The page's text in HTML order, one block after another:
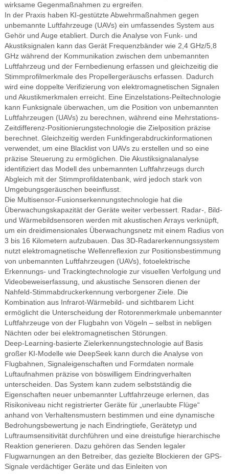
wirksame Gegenmaßnahmen zu ergreifen.
In der Praxis haben KI-gestützte Abwehrmaßnahmen gegen
unbemannte Luftfahrzeuge (UAVs) ein umfassendes System aus
Gehör und Auge etabliert. Durch die Analyse von Funk- und
Akustiksignalen kann das Gerät Frequenzbänder wie 2,4 GHz/5,8
GHz während der Kommunikation zwischen dem unbemannten
Luftfahrzeug und der Fernbedienung erfassen und gleichzeitig die
Stimmprofilmerkmale des Propellergeräuschs erfassen. Dadurch
wird eine doppelte Verifizierung von elektromagnetischen Signalen
und Akustikmerkmalen erreicht. Eine Einzelstations-Peiltechnologie
kann Funksignale überwachen, um die Position von unbemannten
Luftfahrzeugen (UAVs) zu berechnen, während eine Mehrstations-
Zeitdifferenz-Positionierungstechnologie die Zielposition präzise
berechnet. Gleichzeitig werden Funkfingerabdruckinformationen
verwendet, um eine Blacklist von UAVs zu erstellen und so eine
präzise Steuerung zu ermöglichen. Die Akustiksignalanalyse
identifiziert das Modell des unbemannten Luftfahrzeugs durch
Abgleich mit der Stimmprofildatenbank, wird jedoch stark von
Umgebungsgeräuschen beeinflusst.
Die Multisensor-Fusionserkennungstechnologie hat die
Überwachungskapazität der Geräte weiter verbessert. Radar-, Bild-
und Wärmebildsensoren werden mit akustischen Arrays verknüpft,
um ein dreidimensionales Überwachungsnetz mit einem Radius von
3 bis 16 Kilometern aufzubauen. Das 3D-Radarerkennungssystem
nutzt elektromagnetische Wellenreflexion zur Positionsbestimmung
von unbemannten Luftfahrzeugen (UAVs), fotoelektrische
Erkennungs- und Trackingtechnologie zur visuellen Verfolgung und
Videobeweiserfassung, und akustische Sensoren dienen der
Nahfeld-Stimmabdruckerkennung verborgener Ziele. Die
Kombination aus Infrarot-Wärmebild- und sichtbarem Licht
ermöglicht die Unterscheidung der Rotorenmerkmale unbemannter
Luftfahrzeuge von der Flugbahn von Vögeln – selbst in nebligen
Nächten oder bei elektromagnetischen Störungen.
Deep-Learning-basierte Zielerkennungstechnologie auf Basis
großer KI-Modelle wie DeepSeek kann durch die Analyse von
Flugbahnen, Signaleigenschaften und Formdaten normale
Luftaufnahmen präzise von böswilligem Eindringverhalten
unterscheiden. Das System kann zudem selbstständig die
Eigenschaften neuer unbemannter Luftfahrzeuge erlernen, das
Risikoniveau nicht registrierter Geräte für „unerlaubte Flüge“
anhand von Verhaltensmustern bestimmen und eine dynamische
Bedrohungsbewertung je nach Eindringtiefe, Gerätetyp und
Luftraumsensitivität durchführen und eine dreistufige hierarchische
Reaktion generieren. Dazu gehören das Senden legaler
Flugwarnungen an den Betreiber, das gezielte Blockieren der GPS-
Signale verdächtiger Geräte und das Einleiten von